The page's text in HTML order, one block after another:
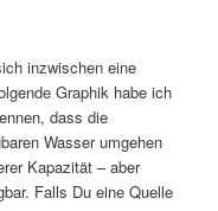
inzwischen eine
Graphik habe ich
dass die
Wasser umgehen
Kapazität – aber
Falls Du eine Quelle